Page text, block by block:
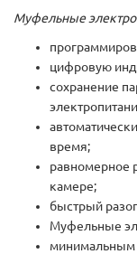
Муфельные
цифровую
сохранение
время;
равномерное
камере;
быстрый
Муфельные
минимальным